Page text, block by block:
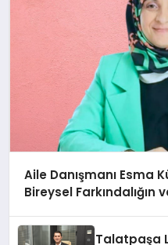
Aile Danışmanı Esma
Bireysel Farkındalığın
Talatpaşa